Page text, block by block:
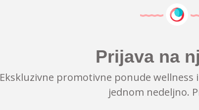
Prijava na
Ekskluzivne promotivne ponude wellness
jednom nedeljno.